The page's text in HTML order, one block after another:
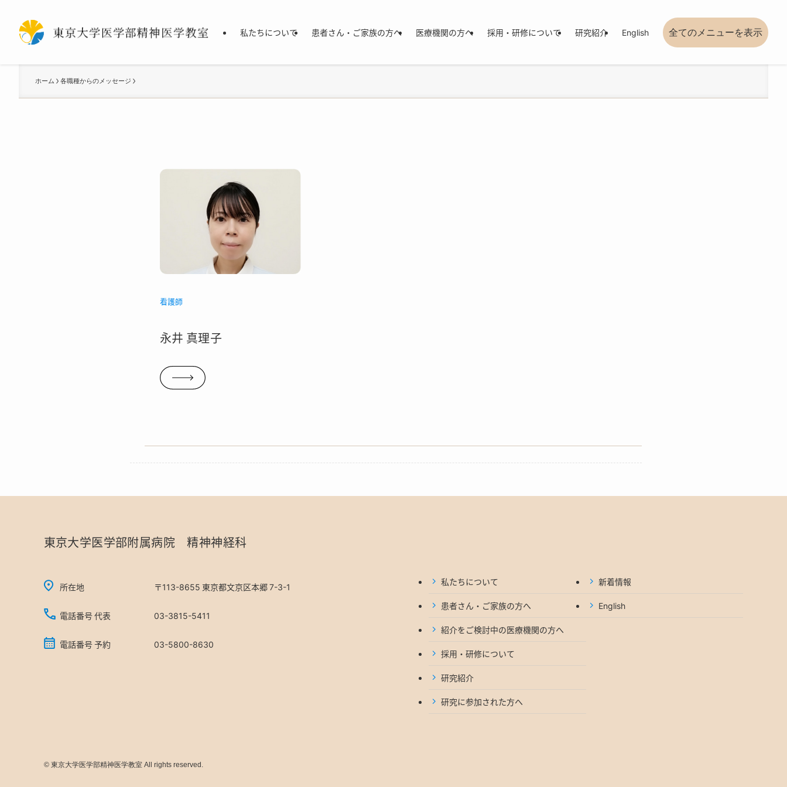
私たちについて 患者さん・ご家族の方へ 医療機関の方へ 採用・研修について 研究紹介 English 全てのメニューを表示
ホーム 各職種からのメッセージ
看護師
永井 真理子
東京大学医学部附属病院 精神神経科
所在地 〒113-8655 東京都文京区本郷 7-3-1
電話番号 代表 03-3815-5411
電話番号 予約 03-5800-8630
私たちについて
患者さん・ご家族の方へ
紹介をご検討中の医療機関の方へ
採用・研修について
研究紹介
研究に参加された方へ
新着情報
English
©東京大学医学部精神医学教室 All rights reserved.